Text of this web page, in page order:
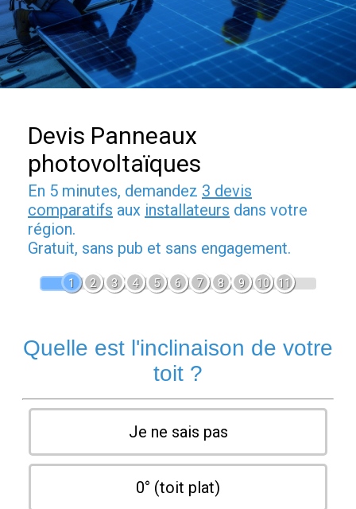
Devis Panneaux
photovoltaïques
En 5 minutes, demandez 3 devis
comparatifs aux installateurs dans votre
région.
Gratuit, sans pub et sans engagement.
1 2 3 4 5 6 7 8 9 10 11
Quelle est l'inclinaison de votre
toit ?
Je ne sais pas
0° (toit plat)